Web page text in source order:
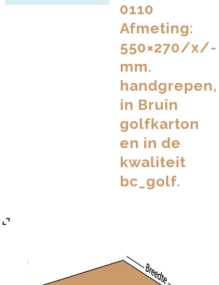
0110
Afmeting:
550×270/x/-
mm.
handgrepen,
in Bruin
golfkarton
en in de
kwaliteit
bc_golf.